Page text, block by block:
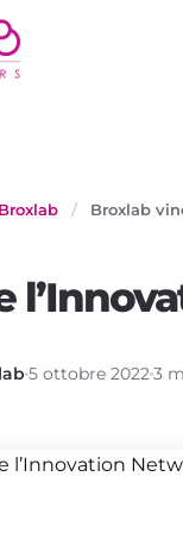
Broxlab / Broxlab
5 ottobre 20223